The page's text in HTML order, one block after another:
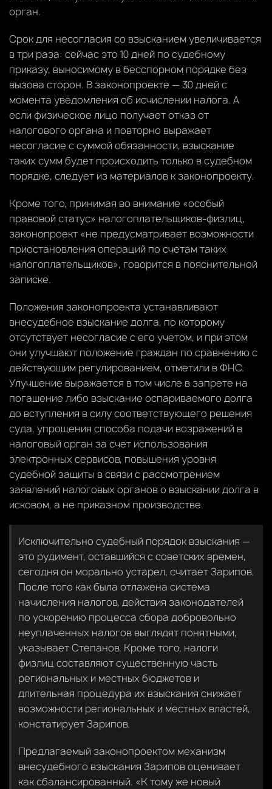
орган.
Срок для несогласия со взысканием увеличивается
в три раза: сейчас это 10 дней по судебному
приказу, выносимому в бесспорном порядке без
вызова сторон. В законопроекте — 30 дней с
момента уведомления об исчислении налога. А
если физическое лицо получает отказ от
налогового органа и повторно выражает
несогласие с суммой обязанности, взыскание
таких сумм будет происходить только в судебном
порядке, следует из материалов к законопроекту.
Кроме того, принимая во внимание «особый
правовой статус» налогоплательщиков-физлиц,
законопроект «не предусматривает возможности
приостановления операций по счетам таких
налогоплательщиков», говорится в пояснительной
записке.
Положения законопроекта устанавливают
внесудебное взыскание долга, по которому
отсутствует несогласие с его учетом, и при этом
они улучшают положение граждан по сравнению с
действующим регулированием, отметили в ФНС.
Улучшение выражается в том числе в запрете на
погашение либо взыскание оспариваемого долга
до вступления в силу соответствующего решения
суда, упрощения способа подачи возражений в
налоговый орган за счет использования
электронных сервисов, повышения уровня
судебной защиты в связи с рассмотрением
заявлений налоговых органов о взыскании долга в
исковом, а не приказном производстве.
Исключительно судебный порядок взыскания —
это рудимент, оставшийся с советских времен,
сегодня он морально устарел, считает Зарипов.
После того как была отлажена система
начисления налогов, действия законодателей
по ускорению процесса сбора добровольно
неуплаченных налогов выглядят понятными,
указывает Степанов. Кроме того, налоги
физлиц составляют существенную часть
региональных и местных бюджетов и
длительная процедура их взыскания снижает
возможности региональных и местных властей,
констатирует Зарипов.
Предлагаемый законопроектом механизм
внесудебного взыскания Зарипов оценивает
как сбалансированный. «К тому же новый